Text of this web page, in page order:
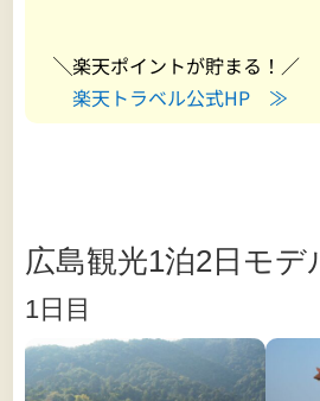
╲楽天ポイントが貯まる！／
楽天トラベル公式HP ≫
広島観光1泊2日モデ
1日目